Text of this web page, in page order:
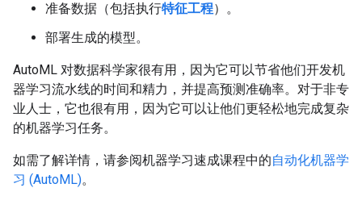
准备数据（包括执行特征工程）。
部署生成的模型。
AutoML 对数据科学家很有用，因为它可以节省他们开发机
器学习流水线的时间和精力，并提高预测准确率。对于非专
业人士，它也很有用，因为它可以让他们更轻松地完成复杂
的机器学习任务。
如需了解详情，请参阅机器学习速成课程中的自动化机器学
习 (AutoML)。